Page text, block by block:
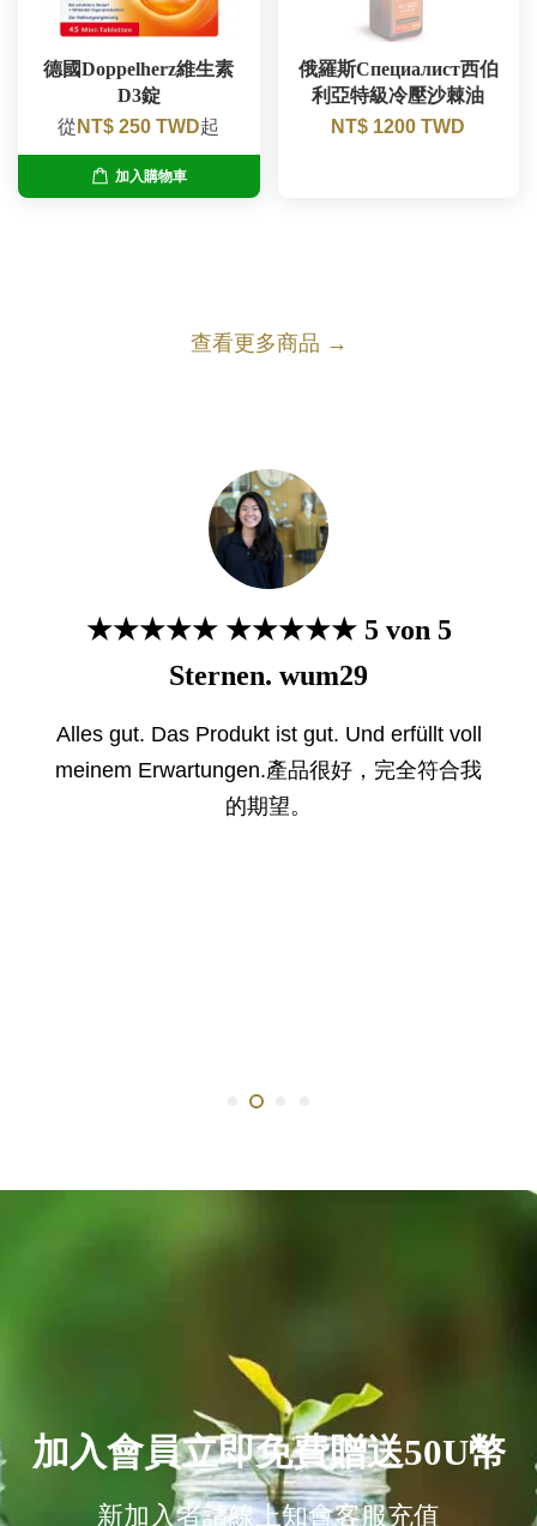
德國Doppelherz維生素
D3錠
從 NT$ 250 TWD起
加入購物車
俄羅斯Специалист西伯
利亞特級冷壓沙棘油
NT$ 1200 TWD
查看更多商品 →
★★★★★ ★★★★★ 5 von 5
Sternen. wum29
Alles gut. Das Produkt ist gut. Und erfüllt voll
meinem Erwartungen.產品很好，完全符合我
的期望。
加入會員立即免費贈送50U幣
新加入者請線上知會客服充值